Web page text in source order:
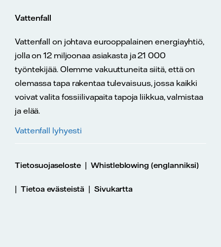
Vattenfall
Vattenfall on johtava eurooppalainen energiayhtiö,
jolla on 12 miljoonaa asiakasta ja 21 000
työntekijää. Olemme vakuuttuneita siitä, että on
olemassa tapa rakentaa tulevaisuus, jossa kaikki
voivat valita fossiilivapaita tapoja liikkua, valmistaa
ja elää.
Vattenfall lyhyesti
Tietosuojaseloste | Whistleblowing (englanniksi)
| Tietoa evästeistä | Sivukartta